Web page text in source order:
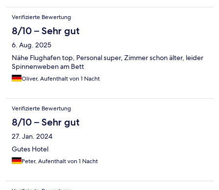
Verifizierte Bewertung
8/10 – Sehr gut
6. Aug. 2025
Nähe Flughafen top, Personal super, Zimmer schon älter, leider
Spinnenweben am Bett
Oliver, Aufenthalt von 1 Nacht
Verifizierte Bewertung
8/10 – Sehr gut
27. Jan. 2024
Gutes Hotel
Peter, Aufenthalt von 1 Nacht